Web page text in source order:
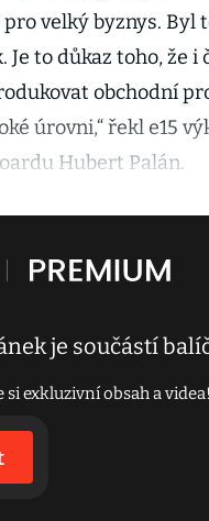
velký byznys. Byl
Je to důkaz toho, že i
obchodní
úrovni,“ řekl e15
Hubert Palán.
je součástí
si exkluzivní obsah a videa!